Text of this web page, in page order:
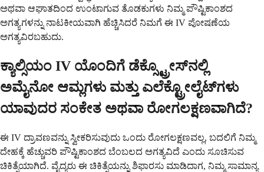
ಅಥವಾ ಆಘಾತದಿಂದ ಉಂಟಾಗುವ ತೊಡಕುಗಳು ನಿಮ್ಮ ಪೌಷ್ಟಿಕಾಂಶದ
ಅಗತ್ಯಗಳನ್ನು ನಾಟಕೀಯವಾಗಿ ಹೆಚ್ಚಿಸಿದರೆ ನಿಮಗೆ ಈ IV ಪೋಷಣೆಯ
ಅಗತ್ಯವಿರಬಹುದು.
ಕ್ಯಾಲ್ಸಿಯಂ IV ಯೊಂದಿಗೆ ಡೆಕ್ಸ್ಟ್ರೋಸ್‌ನಲ್ಲಿ
ಅಮೈನೋ ಆಮ್ಲಗಳು ಮತ್ತು ಎಲೆಕ್ಟ್ರೋಲೈಟ್‌ಗಳು
ಯಾವುದರ ಸಂಕೇತ ಅಥವಾ ರೋಗಲಕ್ಷಣವಾಗಿದೆ?
ಈ IV ದ್ರಾವಣವನ್ನು ಸ್ವೀಕರಿಸುವುದು ಒಂದು ರೋಗಲಕ್ಷಣವಲ್ಲ, ಬದಲಿಗೆ ನಿಮ್ಮ
ದೇಹಕ್ಕೆ ಹೆಚ್ಚುವರಿ ಪೌಷ್ಟಿಕಾಂಶದ ಬೆಂಬಲದ ಅಗತ್ಯವಿದೆ ಎಂದು ಸೂಚಿಸುವ
ಚಿಕಿತ್ಸೆಯಾಗಿದೆ. ವೈದ್ಯರು ಈ ಚಿಕಿತ್ಸೆಯನ್ನು ಶಿಫಾರಸು ಮಾಡಿದಾಗ, ನಿಮ್ಮ ಸಾಮಾನ್ಯ